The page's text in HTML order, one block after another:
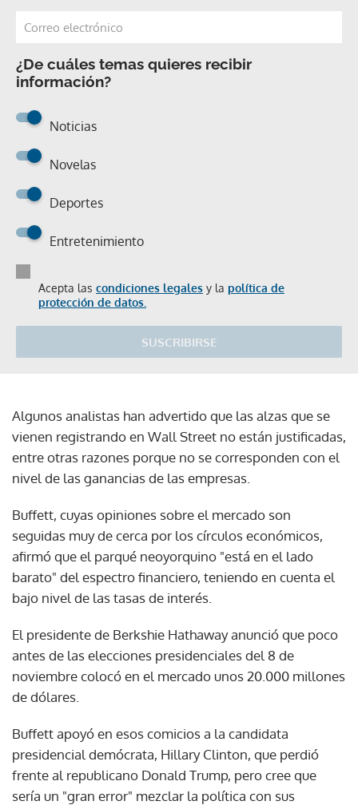
¿De cuáles temas quieres recibir
información?
Noticias
Novelas
Deportes
Entretenimiento
Acepta las condiciones legales y la política de
protección de datos.
SUSCRIBIRSE
Algunos analistas han advertido que las alzas que se
vienen registrando en Wall Street no están justificadas,
entre otras razones porque no se corresponden con el
nivel de las ganancias de las empresas.
Buffett, cuyas opiniones sobre el mercado son
seguidas muy de cerca por los círculos económicos,
afirmó que el parqué neoyorquino "está en el lado
barato" del espectro financiero, teniendo en cuenta el
bajo nivel de las tasas de interés.
El presidente de Berkshie Hathaway anunció que poco
antes de las elecciones presidenciales del 8 de
noviembre colocó en el mercado unos 20.000 millones
de dólares.
Buffett apoyó en esos comicios a la candidata
presidencial demócrata, Hillary Clinton, que perdió
frente al republicano Donald Trump, pero cree que
sería un "gran error" mezclar la política con sus